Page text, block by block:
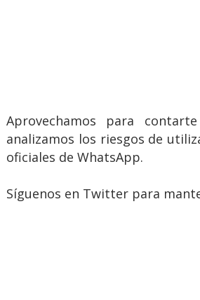
Aprovechamos para
analizamos los riesgos de
oficiales de WhatsApp.
Síguenos en Twitter para